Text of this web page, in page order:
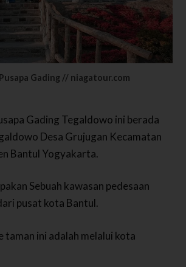
Gading // niagatour.com
Gading Tegaldowo ini berada
Desa Grujugan Kecamatan
Bantul Yogyakarta.
Sebuah kawasan pedesaan
pusat kota Bantul.
taman ini adalah melalui kota